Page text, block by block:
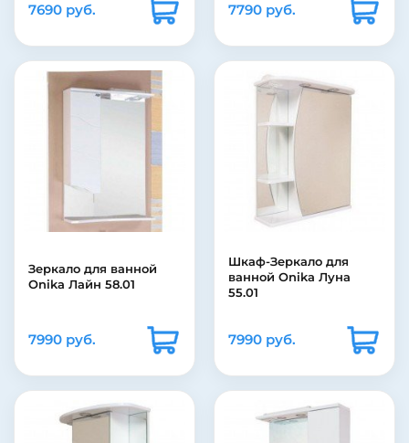
7690 руб. 7790 руб.
Зеркало для ванной
Onika Лайн 58.01
7990 руб.
Шкаф-Зеркало для
ванной Onika Луна
55.01
7990 руб.